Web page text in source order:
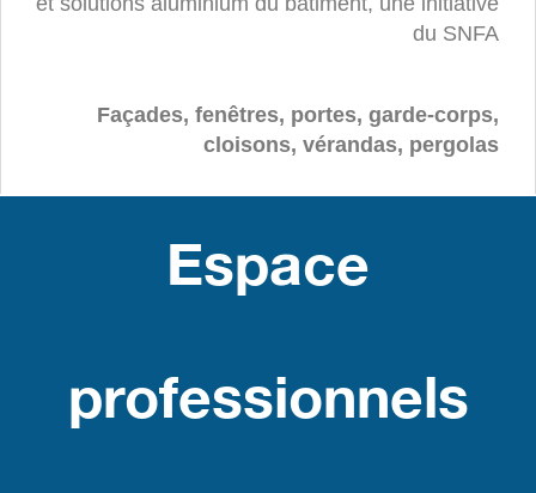
du SNFA
Façades, fenêtres, portes, garde-corps,
cloisons, vérandas, pergolas
Espace
professionnels